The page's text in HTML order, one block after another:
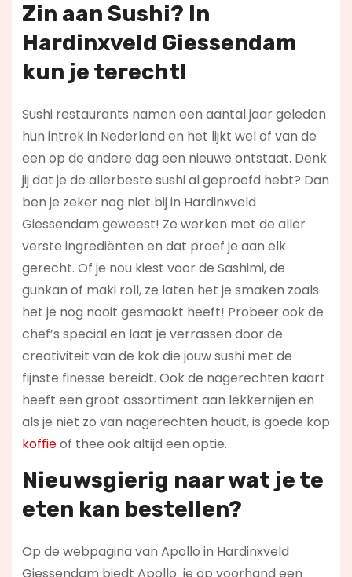
Zin aan Sushi? In
Hardinxveld Giessendam
kun je terecht!
Sushi restaurants namen een aantal jaar geleden
hun intrek in Nederland en het lijkt wel of van de
een op de andere dag een nieuwe ontstaat. Denk
jij dat je de allerbeste sushi al geproefd hebt? Dan
ben je zeker nog niet bij in Hardinxveld
Giessendam geweest! Ze werken met de aller
verste ingrediënten en dat proef je aan elk
gerecht. Of je nou kiest voor de Sashimi, de
gunkan of maki roll, ze laten het je smaken zoals
het je nog nooit gesmaakt heeft! Probeer ook de
chef’s special en laat je verrassen door de
creativiteit van de kok die jouw sushi met de
fijnste finesse bereidt. Ook de nagerechten kaart
heeft een groot assortiment aan lekkernijen en
als je niet zo van nagerechten houdt, is goede kop
koffieof thee ook altijd een optie.
Nieuwsgierig naar wat je te
eten kan bestellen?
Op de webpagina van Apollo in Hardinxveld
Giessendam biedt Apollo je op voorhand een